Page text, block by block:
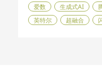
爱数
生成式AI
英特尔
超融合